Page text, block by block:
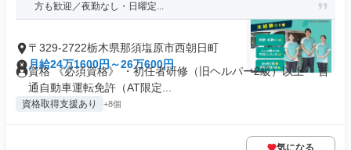
方も歓迎／夜勤なし・日曜定...
〒329-2722栃木県那須塩原市西朝日町
月給24万1600円～26万600円
資格 《必須資格》 ・初任者研修（旧ヘルパー2級）以上 ・普
通自動車運転免許（AT限定...
資格取得支援あり +8個
気になる